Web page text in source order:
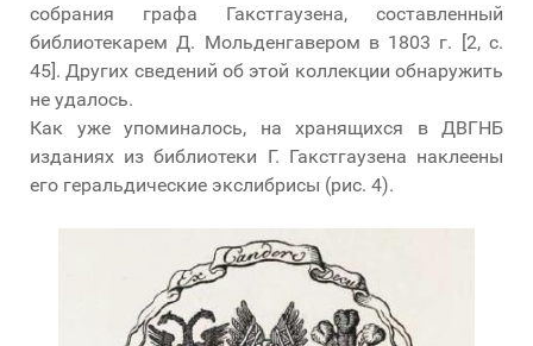
собрания графа Гакстгаузена, составленный
библиотекарем Д. Мольденгавером в 1803 г. [2, с.
45]. Других сведений об этой коллекции обнаружить
не удалось.
Как уже упоминалось, на хранящихся в ДВГНБ
изданиях из библиотеки Г. Гакстгаузена наклеены
его геральдические экслибрисы (рис. 4).